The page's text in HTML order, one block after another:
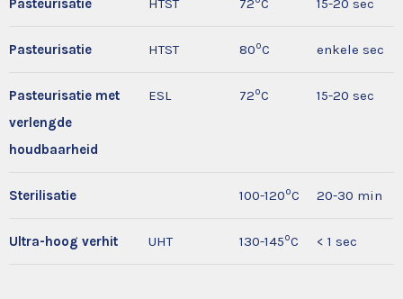
Pasteurisatie HTST 72 C 15-20 sec
Pasteurisatie HTST 80oC enkele sec
Pasteurisatie met
verlengde
houdbaarheid
ESL 72oC 15-20 sec
Sterilisatie 100-120oC 20-30 min
Ultra-hoog verhit UHT 130-145oC < 1 sec